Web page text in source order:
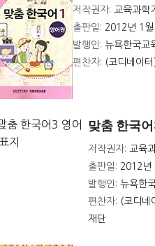
저작권자: 교육과학
출판일: 2012년 1
발행인: 뉴욕한국교
편찬자: (코디네이
맞춤 한국
저작권자: 교육
출판일: 2012년
발행인: 뉴욕한
편찬자: (코디네
재단